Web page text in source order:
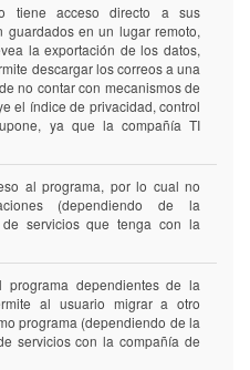
tiene acceso directo a sus
guardados en un lugar remoto,
la exportación de los datos,
descargar los correos a una
no contar con mecanismos de
el índice de privacidad, control
ya que la compañía TI
al programa, por lo cual no
(dependiendo de la
servicios que tenga con la
dependientes de la
al usuario migrar a otro
programa (dependiendo de la
servicios con la compañía de